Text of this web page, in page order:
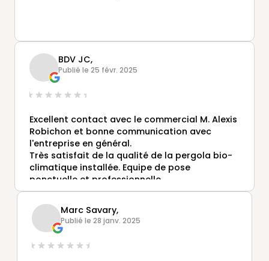
BDV JC,
Publié le 25 févr. 2025
Excellent contact avec le commercial M. Alexis
Robichon et bonne communication avec
l'entreprise en général.
Très satisfait de la qualité de la pergola bio-
climatique installée. Equipe de pose
ponctuelle et professionnelle.
Entreprise à recommander.
Marc Savary,
Publié le 28 janv. 2025